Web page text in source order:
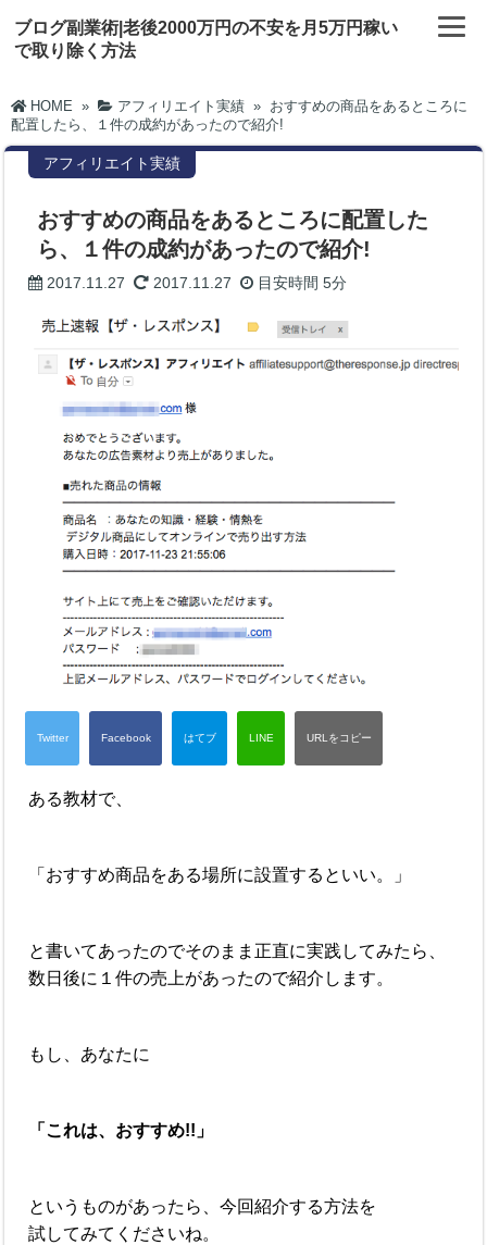
ブログ副業術|老後2000万円の不安を月5万円稼い
で取り除く方法
HOME » アフィリエイト実績 » おすすめの商品をあるところに
配置したら、１件の成約があったので紹介!
アフィリエイト実績
おすすめの商品をあるところに配置した
ら、１件の成約があったので紹介!
2017.11.27 2017.11.27 目安時間5分
ある教材で、
「おすすめ商品をある場所に設置するといい。」
と書いてあったのでそのまま正直に実践してみたら、
数日後に１件の売上があったので紹介します。
もし、あなたに
「これは、おすすめ!!」
というものがあったら、今回紹介する方法を
試してみてくださいね。